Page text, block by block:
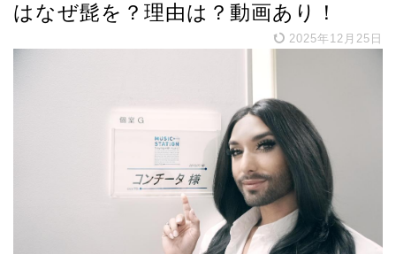
はなぜ髭を？理由は？動画あり！
2025年12月25日